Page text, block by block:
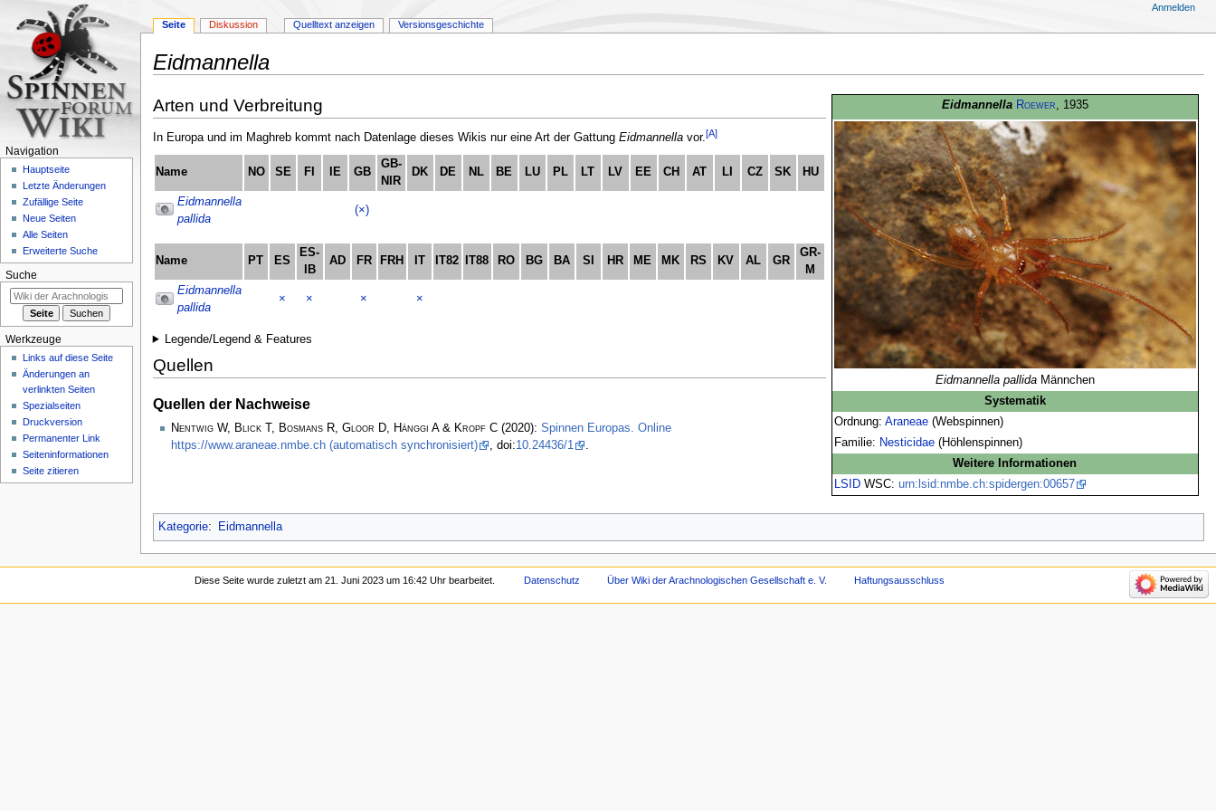
Eidmannella
Navigation
springen
Suche
springen
Eidmannella Roewer, 1935
Eidmannella pallidaMännchen
Systematik
Ordnung: Araneae(Webspinnen)
Familie: Nesticidae(Höhlenspinnen)
Weitere Informationen
LSIDWSC: urn:lsid:nmbe.ch:spidergen:00657
Arten und Verbreitung
In Europa und im Maghreb kommt nach Datenlage dieses Wikis nur eine Art der Gattung Eidmannellavor.[A]
Name NO SE FI IE GB
GB-
NIR
DK DE NL BE LU PL LT LV EE CH AT LI CZ SK HU
Eidmannella
pallida
(×)
Name PT ES
ES-
IB
AD FR FRH IT IT82 IT88 RO BG BA SI HR ME MK RS KV AL GR
GR-
M
Eidmannella
pallida
× × × ×
Legende/Legend & Features
Quellen
Quellen der Nachweise
Nentwig W, Blick T, Bosmans R, Gloor D, Hänggi A & Kropf C(2020): Spinnen Europas. Online
https://www.araneae.nmbe.ch (automatisch synchronisiert)
, doi:10.24436/1
Kategorie: Eidmannella
Seite Diskussion Quelltext anzeigen Versionsgeschichte
Anmelden
Navigation
Hauptseite
Letzte Änderungen
Zufällige Seite
Neue Seiten
Alle Seiten
Erweiterte Suche
Suche
Werkzeuge
Links auf diese Seite
Änderungen an
verlinkten Seiten
Spezialseiten
Druckversion
Permanenter Link
Seiten­­informationen
Seite zitieren
Diese Seite wurde zuletzt am 21. Juni 2023 um 16:42 Uhr bearbeitet. Datenschutz Über Wiki der Arachnologischen Gesellschaft e. V. Haftungsausschluss